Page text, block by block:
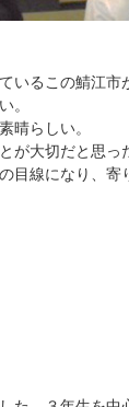
るこの鯖江市
。
晴らしい。
大切だと思っ
目線になり、寄